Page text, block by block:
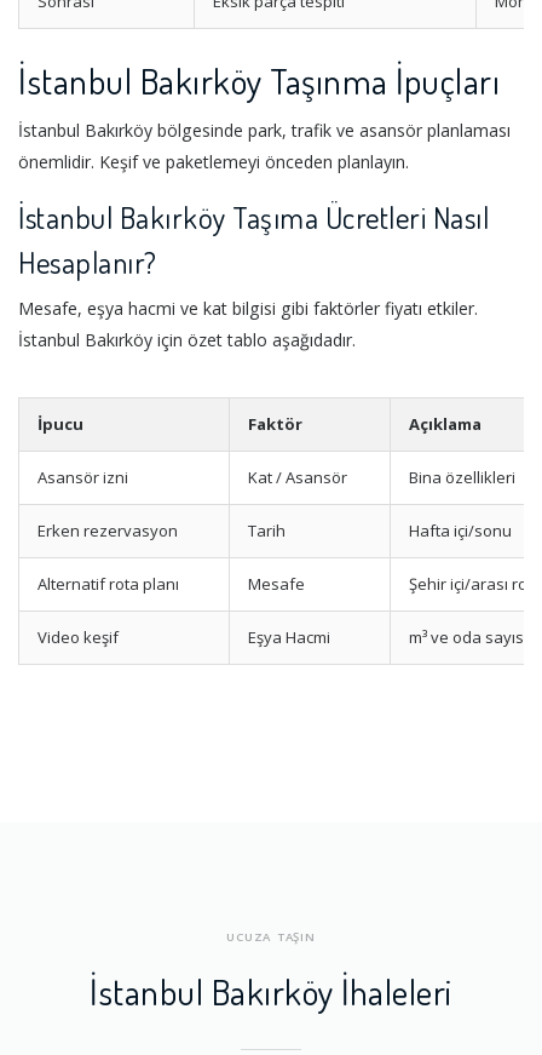
Taşıma: Belirlenen saatte kapınızda oluyor, hızlı ve sessiz
Eşyalarınızı yeni evinizde dilediğiniz odalara yerleştiriyor,
kurulumları tamamlayıp size huzurlu bir yuva teslim
ediyoruz. "Bizim için her müşteri bir referans, her taşıma
bir emanettir."
İstanbul Bakırköy Taşınma İpuçları
İstanbul Bakırköy bölgesinde park, trafik ve asansör planlaması
önemlidir. Keşif ve paketlemeyi önceden planlayın.
İstanbul Bakırköy Taşıma Ücretleri Nasıl
Hesaplanır?
Mesafe, eşya hacmi ve kat bilgisi gibi faktörler fiyatı etkiler.
İstanbul Bakırköy için özet tablo aşağıdadır.
İpucu Faktör Açıklama
Asansör izni Kat / Asansör Bina özellikleri
Erken rezervasyon Tarih Hafta içi/sonu
Alternatif rota planı Mesafe Şehir içi/arası rota
Video keşif Eşya Hacmi m³ ve oda sayısı
UCUZA TAŞIN
İstanbul Bakırköy İhaleleri